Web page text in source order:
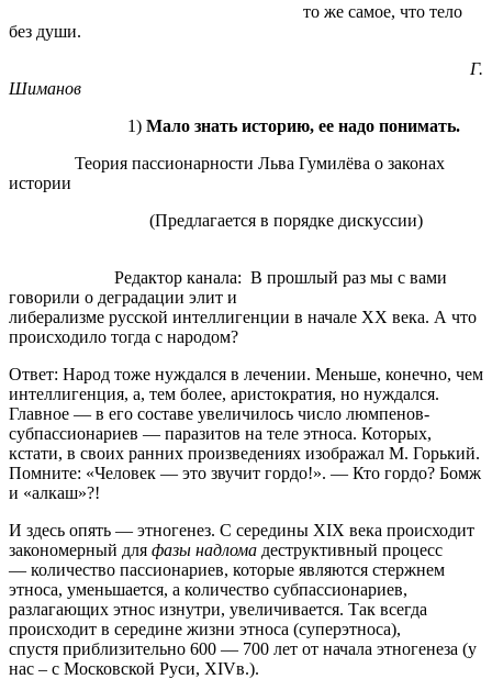
то же самое, что тело
без души.
Г.
Шиманов
1) Мало знать историю, ее надо понимать.
Теория пассионарности Льва Гумилёва о законах
истории
(Предлагается в порядке дискуссии)
Редактор канала: В прошлый раз мы с вами
говорили о деградации элит и
либерализме русской интеллигенции в начале XX века. А что
происходило тогда с народом?
Ответ: Народ тоже нуждался в лечении. Меньше, конечно, чем
интеллигенция, а, тем более, аристократия, но нуждался.
Главное — в его составе увеличилось число люмпенов-
субпассионариев — паразитов на теле этноса. Которых,
кстати, в своих ранних произведениях изображал М. Горький.
Помните: «Человек — это звучит гордо!». — Кто гордо? Бомж
и «алкаш»?!
И здесь опять — этногенез. С середины XIX века происходит
закономерный для фазы надлома деструктивный процесс
— количество пассионариев, которые являются стержнем
этноса, уменьшается, а количество субпассионариев,
разлагающих этнос изнутри, увеличивается. Так всегда
происходит в середине жизни этноса (суперэтноса),
спустя приблизительно 600 — 700 лет от начала этногенеза (у
нас – с Московской Руси, XIVв.).